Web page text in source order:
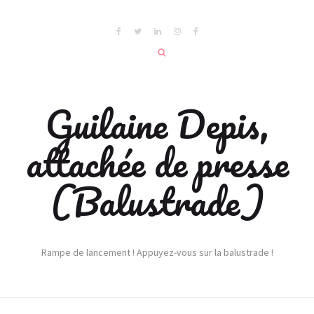
Guilaine Depis,
attachée de presse
(Balustrade)
Rampe de lancement ! Appuyez-vous sur la balustrade !